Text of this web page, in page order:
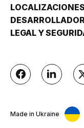
LOCALIZACIONES
LEGAL Y
Made in Ukraine